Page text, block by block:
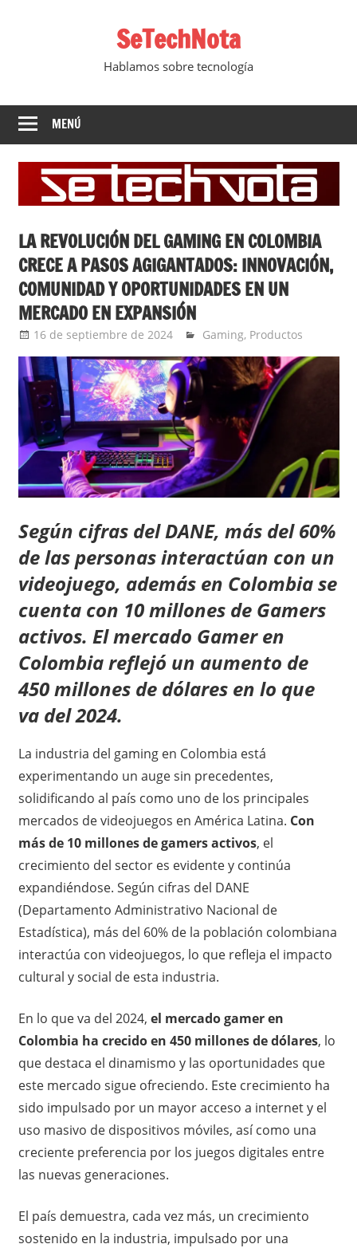
SeTechNota
Hablamos sobre tecnología
MENÚ
LA REVOLUCIÓN DEL GAMING EN COLOMBIA
CRECE A PASOS AGIGANTADOS: INNOVACIÓN,
COMUNIDAD Y OPORTUNIDADES EN UN
MERCADO EN EXPANSIÓN
16 de septiembre de 2024 Ernesto Herrera
Gaming, Productos
Según cifras del DANE, más del 60%
de las personas interactúan con un
videojuego, además en Colombia se
cuenta con 10 millones de Gamers
activos. El mercado Gamer en
Colombia reflejó un aumento de
450 millones de dólares en lo que
va del 2024.
La industria del gaming en Colombia está
experimentando un auge sin precedentes,
solidificando al país como uno de los principales
mercados de videojuegos en América Latina. Con
más de 10 millones de gamers activos, el
crecimiento del sector es evidente y continúa
expandiéndose. Según cifras del DANE
(Departamento Administrativo Nacional de
Estadística), más del 60% de la población colombiana
interactúa con videojuegos, lo que refleja el impacto
cultural y social de esta industria.
En lo que va del 2024, el mercado gamer en
Colombia ha crecido en 450 millones de dólares, lo
que destaca el dinamismo y las oportunidades que
este mercado sigue ofreciendo. Este crecimiento ha
sido impulsado por un mayor acceso a internet y el
uso masivo de dispositivos móviles, así como una
creciente preferencia por los juegos digitales entre
las nuevas generaciones.
El país demuestra, cada vez más, un crecimiento
sostenido en la industria, impulsado por una